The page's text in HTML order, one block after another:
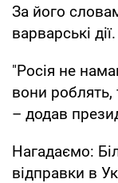
За його
варварські дії.
"Росія не
вони роблять,
– додав
Нагадаємо:
відправки в